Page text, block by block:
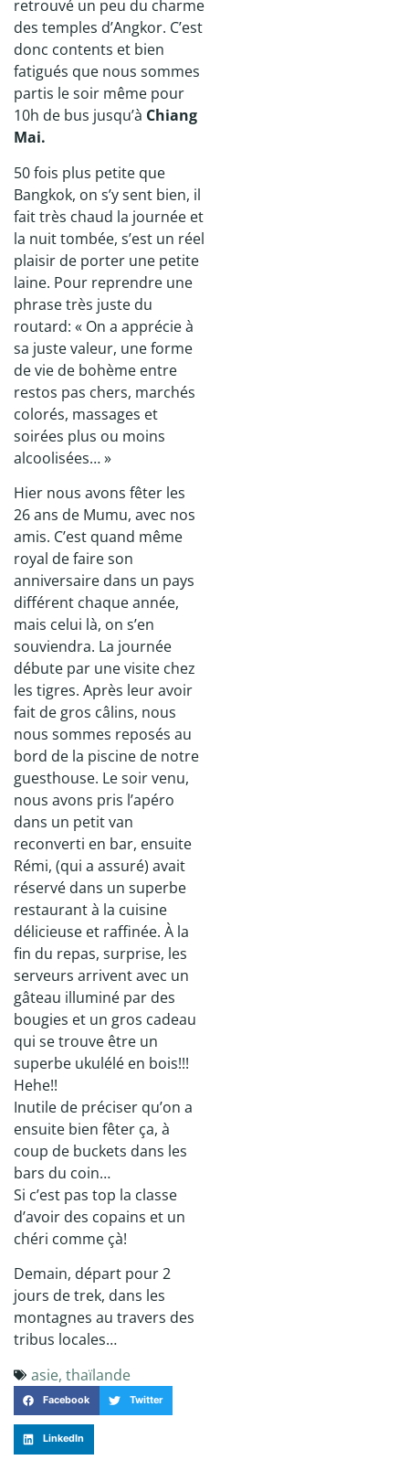
retrouvé un peu du charme
des temples d’Angkor. C’est
donc contents et bien
fatigués que nous sommes
partis le soir même pour
10h de bus jusqu’à Chiang
Mai.
50 fois plus petite que
Bangkok, on s’y sent bien, il
fait très chaud la journée et
la nuit tombée, s’est un réel
plaisir de porter une petite
laine. Pour reprendre une
phrase très juste du
routard: « On a apprécie à
sa juste valeur, une forme
de vie de bohème entre
restos pas chers, marchés
colorés, massages et
soirées plus ou moins
alcoolisées… »
Hier nous avons fêter les
26 ans de Mumu, avec nos
amis. C’est quand même
royal de faire son
anniversaire dans un pays
différent chaque année,
mais celui là, on s’en
souviendra. La journée
débute par une visite chez
les tigres. Après leur avoir
fait de gros câlins, nous
nous sommes reposés au
bord de la piscine de notre
guesthouse. Le soir venu,
nous avons pris l’apéro
dans un petit van
reconverti en bar, ensuite
Rémi, (qui a assuré) avait
réservé dans un superbe
restaurant à la cuisine
délicieuse et raffinée. À la
fin du repas, surprise, les
serveurs arrivent avec un
gâteau illuminé par des
bougies et un gros cadeau
qui se trouve être un
superbe ukulélé en bois!!!
Hehe!!
Inutile de préciser qu’on a
ensuite bien fêter ça, à
coup de buckets dans les
bars du coin…
Si c’est pas top la classe
d’avoir des copains et un
chéri comme çà!
Demain, départ pour 2
jours de trek, dans les
montagnes au travers des
tribus locales…
asie, thaïlande
Facebook Twitter
LinkedIn